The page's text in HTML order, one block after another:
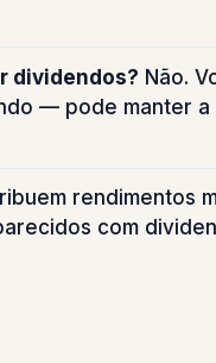
dividendos? Não.
— pode manter
rendimentos
com